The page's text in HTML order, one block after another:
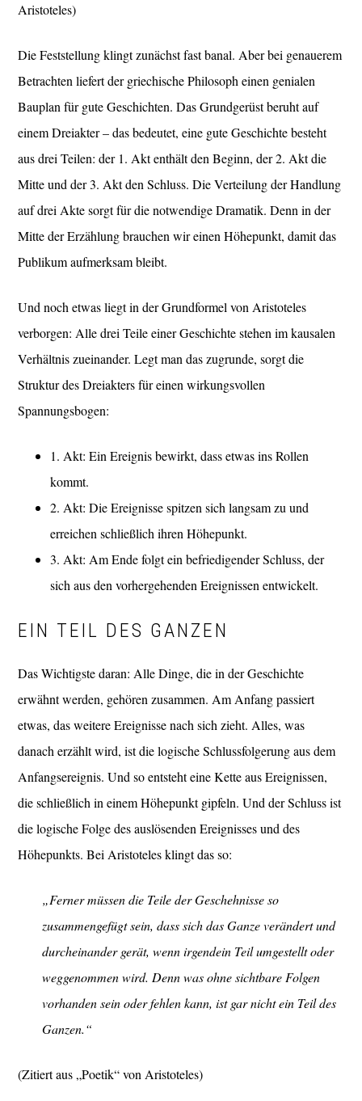
Aristoteles)
Die Feststellung klingt zunächst fast banal. Aber bei genauerem
Betrachten liefert der griechische Philosoph einen genialen
Bauplan für gute Geschichten. Das Grundgerüst beruht auf
einem Dreiakter – das bedeutet, eine gute Geschichte besteht
aus drei Teilen: der 1. Akt enthält den Beginn, der 2. Akt die
Mitte und der 3. Akt den Schluss. Die Verteilung der Handlung
auf drei Akte sorgt für die notwendige Dramatik. Denn in der
Mitte der Erzählung brauchen wir einen Höhepunkt, damit das
Publikum aufmerksam bleibt.
Und noch etwas liegt in der Grundformel von Aristoteles
verborgen: Alle drei Teile einer Geschichte stehen im kausalen
Verhältnis zueinander. Legt man das zugrunde, sorgt die
Struktur des Dreiakters für einen wirkungsvollen
Spannungsbogen:
1. Akt: Ein Ereignis bewirkt, dass etwas ins Rollen
kommt.
2. Akt: Die Ereignisse spitzen sich langsam zu und
erreichen schließlich ihren Höhepunkt.
3. Akt: Am Ende folgt ein befriedigender Schluss, der
sich aus den vorhergehenden Ereignissen entwickelt.
EIN TEIL DES GANZEN
Das Wichtigste daran: Alle Dinge, die in der Geschichte
erwähnt werden, gehören zusammen. Am Anfang passiert
etwas, das weitere Ereignisse nach sich zieht. Alles, was
danach erzählt wird, ist die logische Schlussfolgerung aus dem
Anfangsereignis. Und so entsteht eine Kette aus Ereignissen,
die schließlich in einem Höhepunkt gipfeln. Und der Schluss ist
die logische Folge des auslösenden Ereignisses und des
Höhepunkts. Bei Aristoteles klingt das so:
„Ferner müssen die Teile der Geschehnisse so
zusammengefügt sein, dass sich das Ganze verändert und
durcheinander gerät, wenn irgendein Teil umgestellt oder
weggenommen wird. Denn was ohne sichtbare Folgen
vorhanden sein oder fehlen kann, ist gar nicht ein Teil des
Ganzen.“
(Zitiert aus „Poetik“ von Aristoteles)